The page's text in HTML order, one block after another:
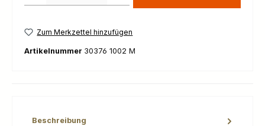
Zum Merkzettel hinzufügen
Artikelnummer 30376 1002 M
Beschreibung